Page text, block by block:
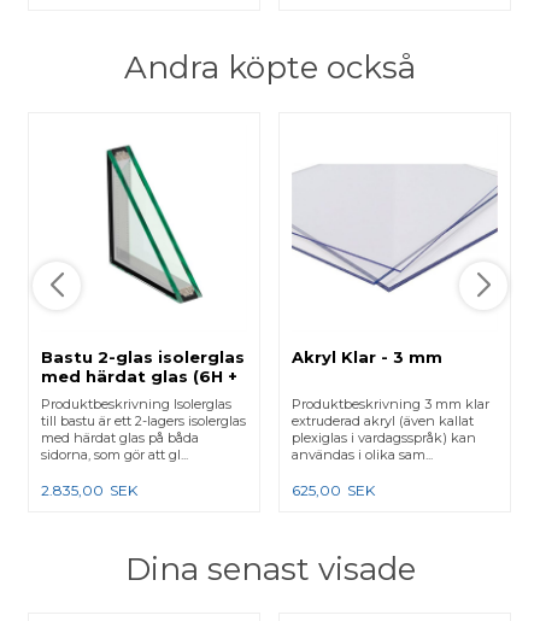
Andra köpte också
Bastu 2-glas isolerglas
med härdat glas (6H +
6H)
Produktbeskrivning Isolerglas
till bastu är ett 2-lagers isolerglas
med härdat glas på båda
sidorna, som gör att gl...
2.835,00 SEK
Akryl Klar - 3 mm
Produktbeskrivning 3 mm klar
extruderad akryl (även kallat
plexiglas i vardagsspråk) kan
användas i olika sam...
625,00 SEK
Dina senast visade